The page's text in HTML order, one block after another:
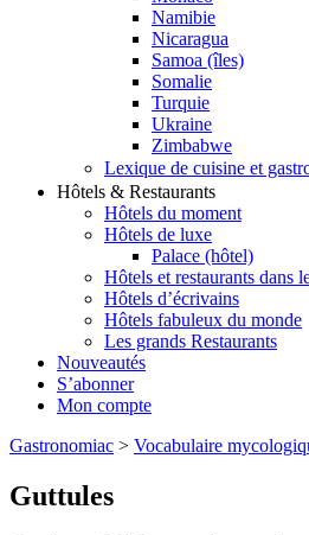
Namibie
Nicaragua
Samoa (îles)
Somalie
Turquie
Ukraine
Zimbabwe
Lexique de cuisine et
Hôtels & Restaurants
Hôtels du moment
Hôtels de luxe
Palace (hôtel)
Hôtels et restaurants dans
Hôtels d’écrivains
Hôtels fabuleux du monde
Les grands Restaurants
Nouveautés
S’abonner
Mon compte
Gastronomiac > Vocabulaire
Guttules